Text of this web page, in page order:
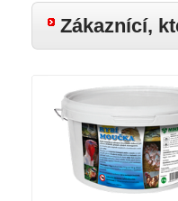
Zákaznící,